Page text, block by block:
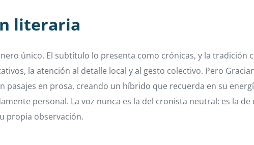
literaria
único. El subtítulo lo presenta como crónicas, y la
la atención al detalle local y al gesto colectivo. Pero
pasajes en prosa, creando un híbrido que recuerda en su
personal. La voz nunca es la del cronista neutral: es la
propia observación.